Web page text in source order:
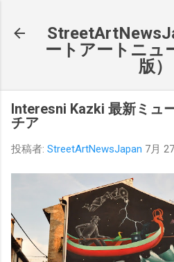
ートアートニュ
版）
Interesni Kazki 最新ミュ
チア
投稿者: StreetArtNewsJapan 7月